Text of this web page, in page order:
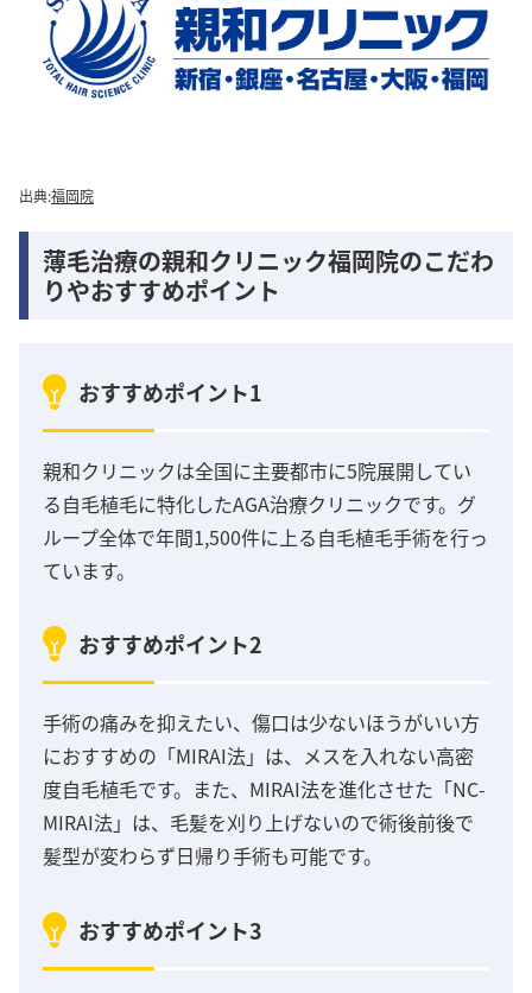
出典:福岡院
薄毛治療の親和クリニック福岡院のこだわ
りやおすすめポイント
おすすめポイント1
親和クリニックは全国に主要都市に5院展開してい
る自毛植毛に特化したAGA治療クリニックです。グ
ループ全体で年間1,500件に上る自毛植毛手術を行っ
ています。
おすすめポイント2
手術の痛みを抑えたい、傷口は少ないほうがいい方
におすすめの「MIRAI法」は、メスを入れない高密
度自毛植毛です。また、MIRAI法を進化させた「NC-
MIRAI法」は、毛髪を刈り上げないので術後前後で
髪型が変わらず日帰り手術も可能です。
おすすめポイント3